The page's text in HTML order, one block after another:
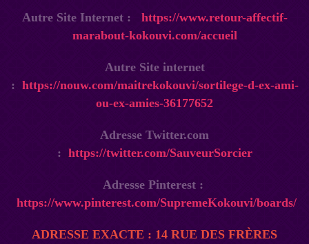
Autre Site Internet : https://www.retour-affectif-
marabout-kokouvi.com/accueil
Autre Site internet
: https://nouw.com/maitrekokouvi/sortilege-d-ex-ami-
ou-ex-amies-36177652
Adresse Twitter.com
: https://twitter.com/SauveurSorcier
Adresse Pinterest :
https://www.pinterest.com/SupremeKokouvi/boards/
ADRESSE EXACTE : 14 RUE DES FRÈRES